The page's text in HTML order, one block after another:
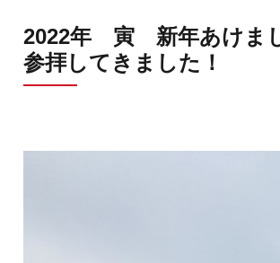
2022年 寅 新年あけま
参拝してきました！